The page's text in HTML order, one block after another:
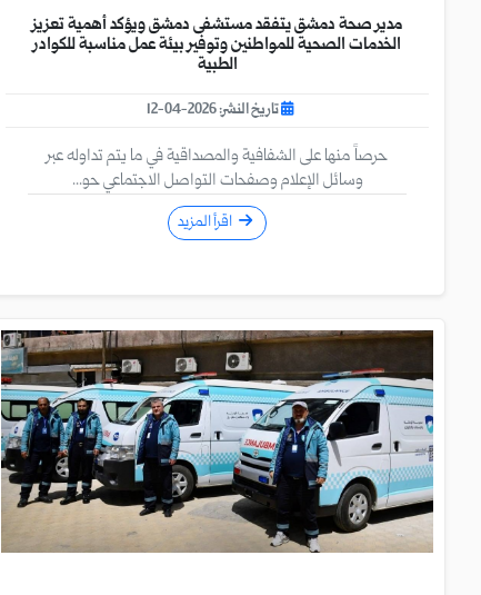
مدير صحة دمشق يتفقد مستشفى دمشق ويؤكد أهمية تعزيز
الخدمات الصحية للمواطنين وتوفير بيئة عمل مناسبة للكوادر
الطبية
تاريخ النشر: 2026-04-12
حرصاً منها على الشفافية والمصداقية في ما يتم تداوله عبر
وسائل الإعلام وصفحات التواصل الاجتماعي حو...
اقرأ المزيد